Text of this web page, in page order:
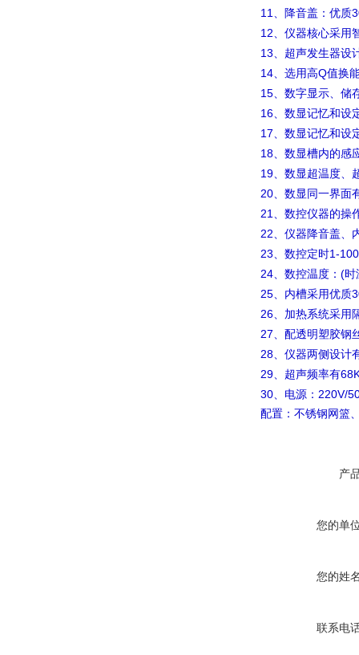
11 、降音盖：优质
12、仪器核心采用
13、超声发生器设
14、选用高Q值换
15、数字显示、储
16、数显记忆和设
17、数显记忆和设
18、数显槽内的感
19、数显超温度、
20、数显同一界面
21 、数控仪器的操
22、仪器降音盖、
23、数控定时1-100
24、数控温度： (时
25、内槽采用优质
26、加热系统采用
27、配透明塑胶钢
28、仪器两侧设计
29、超声频率有
30、电源： 220V/
配置：不锈钢网篮
产
您的单
您的姓
联系电